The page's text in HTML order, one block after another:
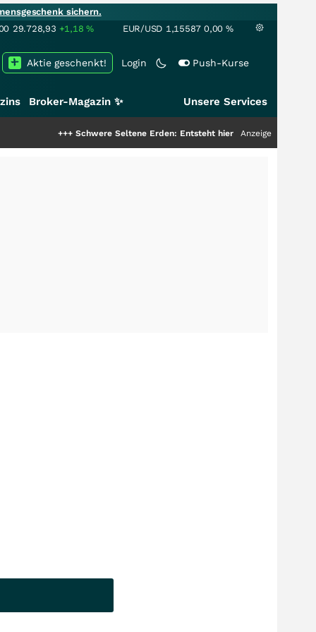
sichern.
29.728,93 +1,18% EUR/USD 1,15587 0,00 %
Login Push-Kurse
Aktie geschenkt!
Broker-Magazin ✨ Unsere Services
Schwere Seltene Erden: Entsteht hier die nächste Milliardenstory?
Anzeige